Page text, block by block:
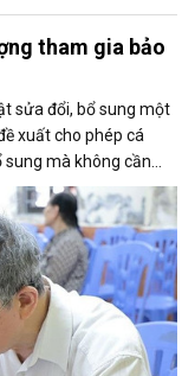
tham gia bảo
sửa đổi, bổ sung một
xuất cho phép cá
mà không cần
cũng điều chỉnh cách
đảm quyền lợi cho